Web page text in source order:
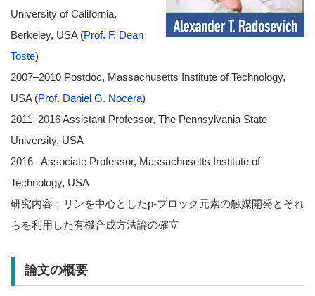
University of California,
Berkeley, USA (Prof. F. Dean
Toste)
2007–2010 Postdoc, Massachusetts Institute of Technology,
USA (Prof. Daniel G. Nocera)
2011–2016 Assistant Professor, The Pennsylvania State
University, USA
2016– Associate Professor, Massachusetts Institute of
Technology, USA
研究内容：リンを中心としたp-ブロック元素の触媒開発とそれ
らを利用した有機合成方法論の確立
論文の概要